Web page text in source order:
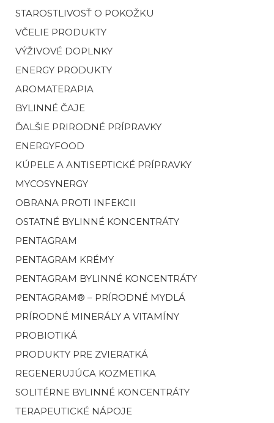
STAROSTLIVOSŤ O POKOŽKU
VČELIE PRODUKTY
VÝŽIVOVÉ DOPLNKY
ENERGY PRODUKTY
AROMATERAPIA
BYLINNÉ ČAJE
ĎALŠIE PRIRODNÉ PRÍPRAVKY
ENERGYFOOD
KÚPELE A ANTISEPTICKÉ PRÍPRAVKY
MYCOSYNERGY
OBRANA PROTI INFEKCII
OSTATNÉ BYLINNÉ KONCENTRÁTY
PENTAGRAM
PENTAGRAM KRÉMY
PENTAGRAM BYLINNÉ KONCENTRÁTY
PENTAGRAM® – PRÍRODNÉ MYDLÁ
PRÍRODNÉ MINERÁLY A VITAMÍNY
PROBIOTIKÁ
PRODUKTY PRE ZVIERATKÁ
REGENERUJÚCA KOZMETIKA
SOLITÉRNE BYLINNÉ KONCENTRÁTY
TERAPEUTICKÉ NÁPOJE